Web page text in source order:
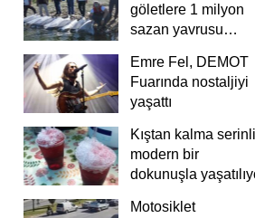
göletlere 1 milyon
sazan yavrusu
Emre Fel, DEMOT
Fuarında nostaljiyi
yaşattı
Kıştan kalma
modern bir
dokunuşla
Motosiklet